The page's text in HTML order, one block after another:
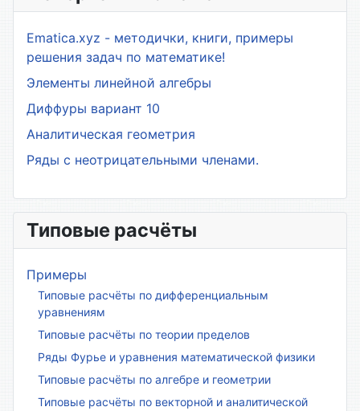
Ematica.xyz - методички, книги, примеры
решения задач по математике!
Элементы линейной алгебры
Диффуры вариант 10
Аналитическая геометрия
Ряды с неотрицательными членами.
Типовые расчёты
Примеры
Типовые расчёты по дифференциальным
уравнениям
Типовые расчёты по теории пределов
Ряды Фурье и уравнения математической физики
Типовые расчёты по алгебре и геометрии
Типовые расчёты по векторной и аналитической